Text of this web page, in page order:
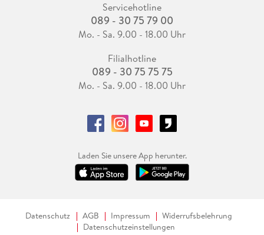
Servicehotline
089 - 30 75 79 00
Mo. - Sa. 9.00 - 18.00 Uhr
Filialhotline
089 - 30 75 75 75
Mo. - Sa. 9.00 - 18.00 Uhr
Laden Sie unsere App herunter.
Datenschutz AGB Impressum
Widerrufsbelehrung
Datenschutzeinstellungen